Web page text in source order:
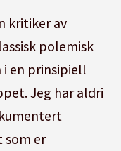
kritiker av
polemisk
en prinsipiell
Jeg har aldri
som er